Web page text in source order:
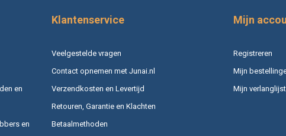
en
en
Klantenservice
Veelgestelde vragen
Contact opnemen met Junai.nl
Verzendkosten en Levertijd
Retouren, Garantie en Klachten
Betaalmethoden
Mijn
Registreren
Mijn
Mijn verlanglijst